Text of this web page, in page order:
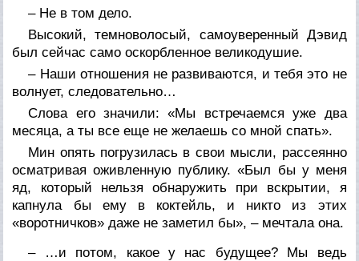
– Не в том дело.
Высокий, темноволосый, самоуверенный Дэвид
был сейчас само оскорбленное великодушие.
– Наши отношения не развиваются, и тебя это не
волнует, следовательно…
Слова его значили: «Мы встречаемся уже два
месяца, а ты все еще не желаешь со мной спать».
Мин опять погрузилась в свои мысли, рассеянно
осматривая оживленную публику. «Был бы у меня
яд, который нельзя обнаружить при вскрытии, я
капнула бы ему в коктейль, и никто из этих
«воротничков» даже не заметил бы», – мечтала она.
– …и потом, какое у нас будущее? Мы ведь